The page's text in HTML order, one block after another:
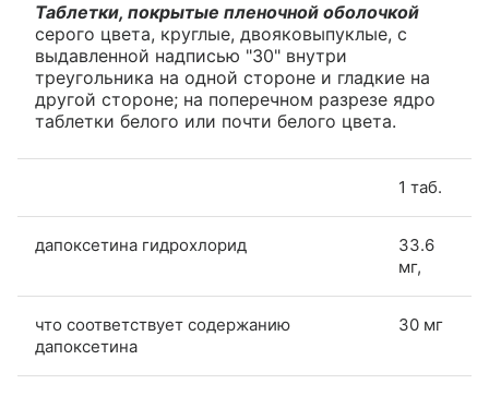
Таблетки, покрытые пленочной оболочкой
серого цвета, круглые, двояковыпуклые, с
выдавленной надписью "30" внутри
треугольника на одной стороне и гладкие на
другой стороне; на поперечном разрезе ядро
таблетки белого или почти белого цвета.
1 таб.
дапоксетина гидрохлорид
33.6
мг,
что соответствует содержанию
дапоксетина
30 мг